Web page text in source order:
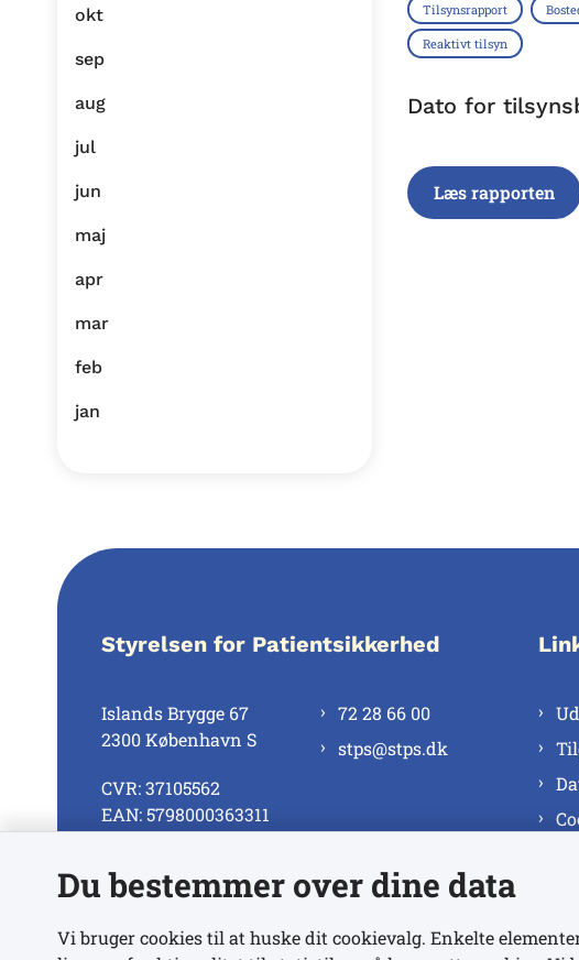
okt
sep
aug
jul
jun
maj
apr
mar
feb
jan
Tilsynsrapport
Reaktivt tilsyn
Dato for
Læs rapporten
Styrelsen for Patientsikkerhed
Islands Brygge 67
2300 København S
CVR: 37105562
EAN: 5798000363311
72 28 66 00
stps@stps.dk
Se alle kontaktnumre
Du bestemmer over dine data
Vi bruger cookies til at huske dit cookievalg. Enkelte